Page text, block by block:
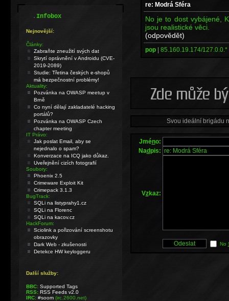
re: Modrá Sféra
No je to dost vybájené,
jsou realistické věci.
(odpovědět)
pop | 85.160.19.174/127.0.0.*
Svou ideální brigádu
Jméno:
Nadpis:
Vzkaz:
No
.Infobox
Nejnovější:
Články:
Zabraňte zneužití svých dat
Skrytí oprávnění v Androidu (CVE-
2019-2089)
Studie: Třetina českých e-shopů
má bezpečnostní problémy!
Aktuality:
Pozvánka na OWASP meetup v
Brně
Co nyní dělají zakladatelé hacking
portálů?
Pozvánka na OWASP Czech
chapter meeting
IT Právo:
Jak poslat Email, aby se
nejednalo o spam?
Konverzace na ICQ jako důkaz.
Uveřejnění cizích fotografií
Soubory:
Phoenix 2.5
Crimeware Exploit Kit
Crimepack 3.1.3
BugTrack:
SQLi na listyprahy1.cz
SQLi na Florenc
SQLi na kacov.cz
HackForum:
Sciolink a pořizování screenshotu
obrazovky
Dark Web - zkušenosti
Detekce HW keyloggeru
Další služby:
BBC: Supported Tags
RSS: RSS Feeds v2.0
IRC: #soom(irc.2600.net)